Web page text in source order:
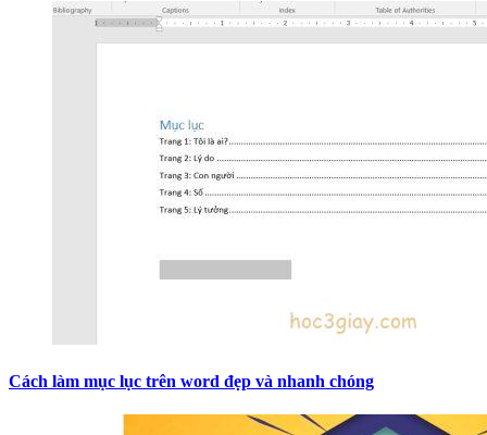
Cách làm mục lục trên word đẹp và nhanh chóng